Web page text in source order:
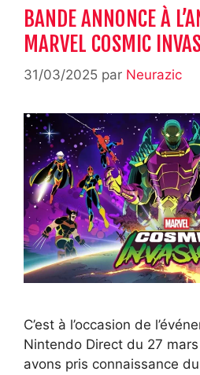
BANDE ANNONCE À
MARVEL COSMIC
31/03/2025 par Neurazic
C’est à l’occasion de
Nintendo Direct du 27
avons pris connaissance